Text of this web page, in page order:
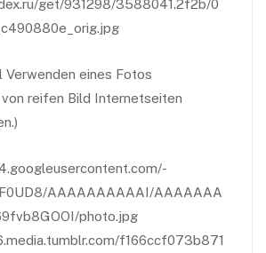
get/931298/3588041.2f2b/0
eines Fotos
reifen Bild Internetseiten
AAAAAAAAAAI/AAAAAAA
photo.jpg
f166ccf073b871